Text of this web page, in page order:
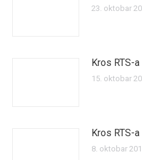
23. oktobar
Kros RTS-
15. oktobar
Kros RTS-
8. oktobar